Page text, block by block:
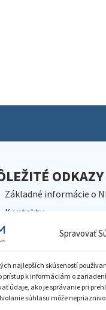
Spravovať
najlepších skúseností
prístup k informáciám o
údaje, ako je správanie pri
súhlasu môže
ODKAZY
Základné informácie o
Kontakty
Kariéra
Pracoviská NIVaM
Dokumenty inštitúcie
Knižnica